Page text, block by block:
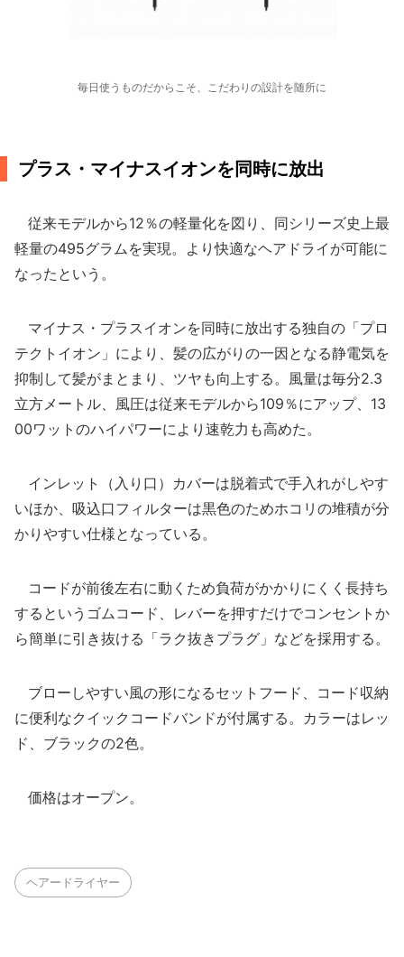
毎日使うものだからこそ、こだわりの設計を随所に
プラス・マイナスイオンを同時に放出
従来モデルから12％の軽量化を図り、同シリーズ史上最
軽量の495グラムを実現。より快適なヘアドライが可能に
なったという。
マイナス・プラスイオンを同時に放出する独自の「プロ
テクトイオン」により、髪の広がりの一因となる静電気を
抑制して髪がまとまり、ツヤも向上する。風量は毎分2.3
立方メートル、風圧は従来モデルから109％にアップ、13
00ワットのハイパワーにより速乾力も高めた。
インレット（入り口）カバーは脱着式で手入れがしやす
いほか、吸込口フィルターは黒色のためホコリの堆積が分
かりやすい仕様となっている。
コードが前後左右に動くため負荷がかかりにくく長持ち
するというゴムコード、レバーを押すだけでコンセントか
ら簡単に引き抜ける「ラク抜きプラグ」などを採用する。
ブローしやすい風の形になるセットフード、コード収納
に便利なクイックコードバンドが付属する。カラーはレッ
ド、ブラックの2色。
価格はオープン。
ヘアードライヤー